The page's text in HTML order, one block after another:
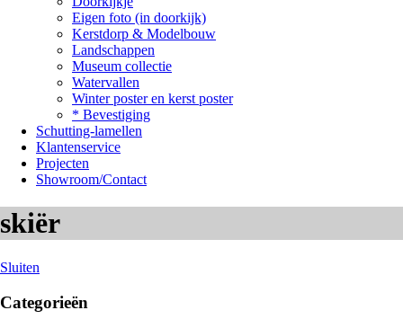
Eigen foto (in doorkijk)
Kerstdorp & Modelbouw
Landschappen
Museum collectie
Watervallen
Winter poster en kerst poster
* Bevestiging
Schutting-lamellen
Klantenservice
Projecten
Showroom/Contact
skiër
Sluiten
Categorieën